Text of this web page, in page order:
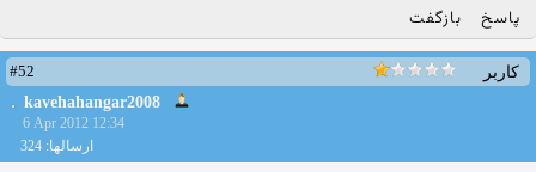
پاسخ بازگفت
کاربر
#52
kavehahangar2008
6 Apr 2012 12:34
ارسالها: 324